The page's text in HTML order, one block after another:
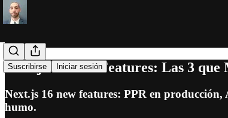
Suscribirse Iniciar sesión
Next.js 16 New Features: Las 3
Next.js 16 new features: PPR en
humo.